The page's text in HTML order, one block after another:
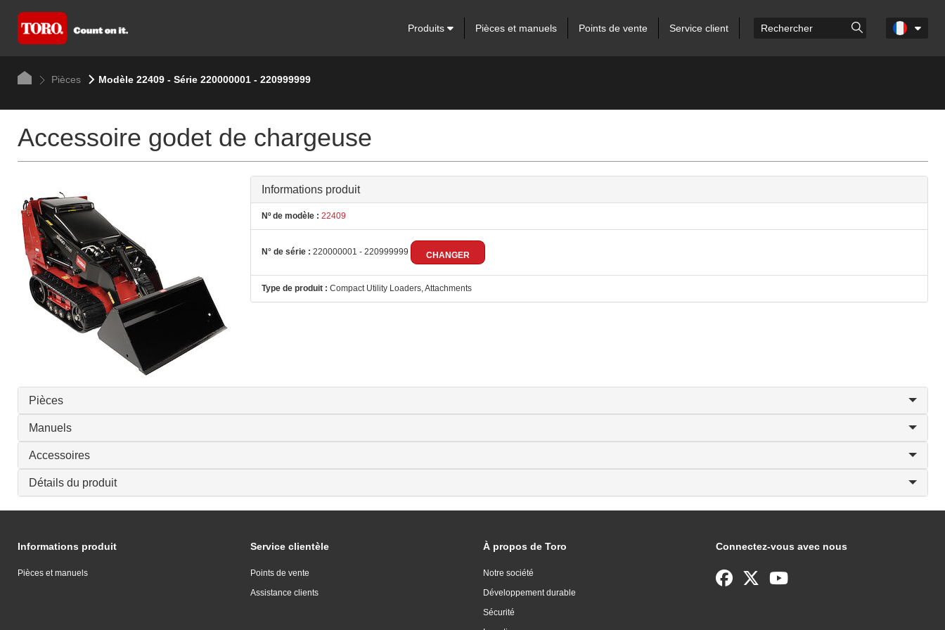
Produits Pièces et manuels Points de vente Service client
Pièces Modèle 22409 - Série 220000001 - 220999999
Accessoire godet de chargeuse
Informations produit
Nº de modèle : 22409
N° de série : 220000001 - 220999999 CHANGER
Type de produit : Compact Utility Loaders, Attachments
Pièces
Manuels
Accessoires
Détails du produit
Informations produit
Pièces et manuels
Service clientèle
Points de vente
Assistance clients
À propos de Toro
Notre société
Développement durable
Sécurité
Connectez-vous avec nous